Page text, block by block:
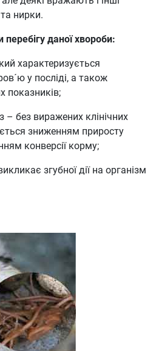
нирки.
даної хвороби:
характеризується
у посліді, а також
показників;
– без виражених клінічних
зниженням приросту
конверсії корму;
згубної дії на організм